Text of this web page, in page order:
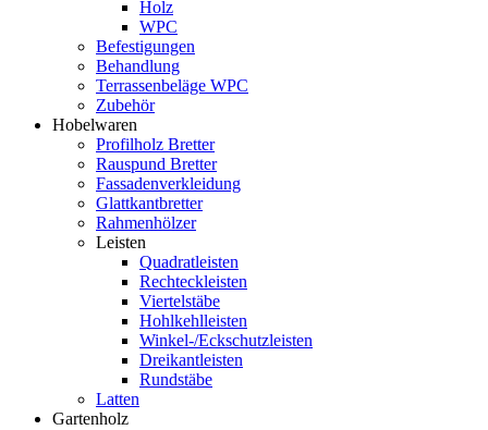
Holz
WPC
Befestigungen
Behandlung
Terrassenbeläge WPC
Zubehör
Hobelwaren
Profilholz Bretter
Rauspund Bretter
Fassadenverkleidung
Glattkantbretter
Rahmenhölzer
Leisten
Quadratleisten
Rechteckleisten
Viertelstäbe
Hohlkehlleisten
Winkel-/Eckschutzleisten
Dreikantleisten
Rundstäbe
Latten
Gartenholz